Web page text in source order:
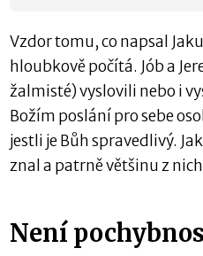
Vzdor tomu, co napsal
hloubkově počítá. Jób a
žalmisté) vyslovili nebo i
Božím poslání pro sebe
jestli je Bůh spravedlivý.
znal a patrně většinu z
Není